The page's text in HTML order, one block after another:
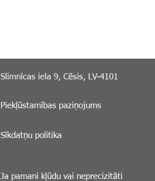
Slimnīcas iela 9, Cēsis, LV-4101
Piekļūstamības paziņojums
Sīkdatņu politika
Ja pamani kļūdu vai neprecizitāti